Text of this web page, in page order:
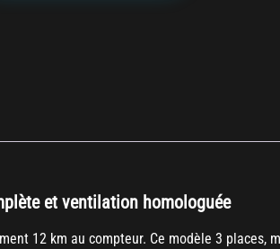
et ventilation homologuée
12 km au compteur. Ce modèle 3 places,